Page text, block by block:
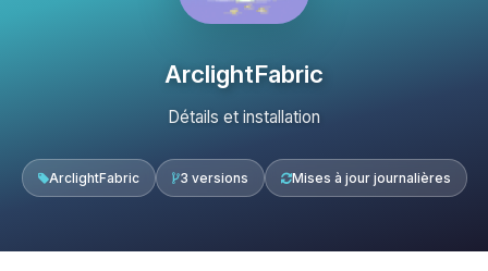
ArclightFabric
Détails et installation
ArclightFabric 3 versions Mises à jour journalières